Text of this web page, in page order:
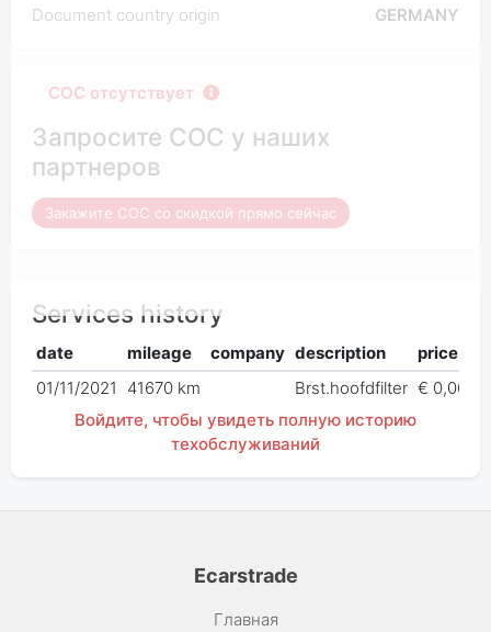
Document country origin
GERMANY
COC отсутствует
Запросите COC у наших
партнеров
Закажите COC со скидкой прямо сейчас
Services history
date mileage company description
price
01/11/2021
41670 km Brst.hoofdfilter € 0,00
Войдите, чтобы увидеть полную историю
техобслуживаний
Ecarstrade
Главная